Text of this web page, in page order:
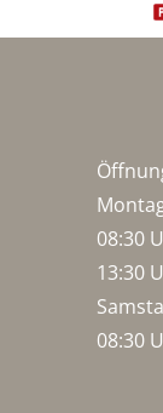
08:30
13:30
08:30